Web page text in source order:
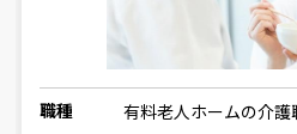
職種
有料老人ホームの介護